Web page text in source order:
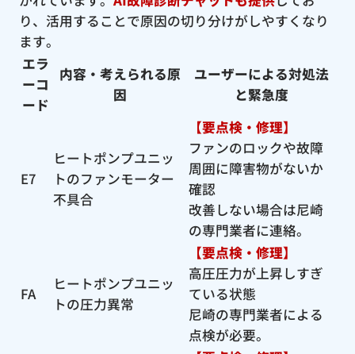
り、活用することで原因の切り分けがしやすくなり
ます。
エラ
ーコ
ード
内容・考えられる原
因
ユーザーによる対処法
と緊急度
E7
ヒートポンプユニッ
トのファンモーター
不具合
【要点検・修理】
ファンのロックや故障
周囲に障害物がないか
確認
改善しない場合は尼崎
の専門業者に連絡。
FA
ヒートポンプユニッ
トの圧力異常
【要点検・修理】
高圧圧力が上昇しすぎ
ている状態
尼崎の専門業者による
点検が必要。